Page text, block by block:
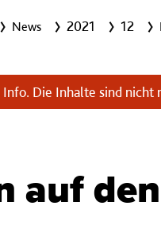
News 2021 12
Die Inhalte sind nicht
auf